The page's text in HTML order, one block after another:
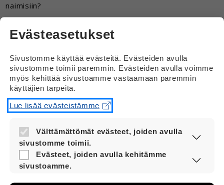
naimisiin?
Vastaus
Suomessa ei voi mennä naimisiin oman
veljen kanssa.
Mutta jonkun toisen ihmisen veljen kanssa
ja Veli-nimisen miehen kanssa voi mennä
Evästeasetukset
Sivustomme käyttää evästeitä. Evästeiden avulla
sivustomme toimii paremmin. Evästeiden avulla voimme
myös kehittää sivustoamme vastaamaan paremmin
käyttäjien tarpeita.
Lue lisää evästeistämme
Välttämättömät evästeet, joiden avulla
sivustomme toimii.
Nämä evästeet ovat aina käytössä, jotta
sivustoamme voi käyttää sujuvasti ja
Evästeet, joiden avulla kehitämme
sivustoamme.